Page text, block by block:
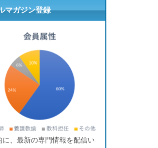
マガジン登録
に、最新の専門情報を配信い